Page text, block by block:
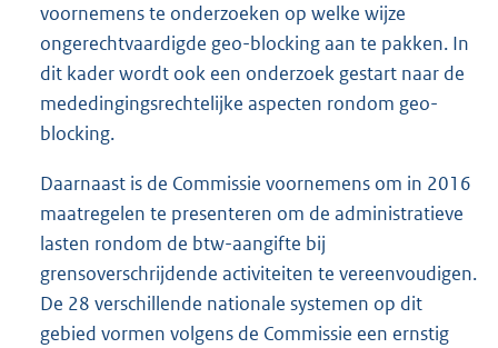
voornemens te onderzoeken op welke wijze
ongerechtvaardigde geo-blocking aan te pakken. In
dit kader wordt ook een onderzoek gestart naar de
mededingingsrechtelijke aspecten rondom geo-
blocking.
Daarnaast is de Commissie voornemens om in 2016
maatregelen te presenteren om de administratieve
lasten rondom de btw-aangifte bij
grensoverschrijdende activiteiten te vereenvoudigen.
De 28 verschillende nationale systemen op dit
gebied vormen volgens de Commissie een ernstig